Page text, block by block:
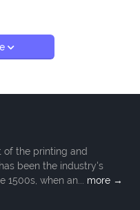
of the printing and
been the industry's
when an... more →